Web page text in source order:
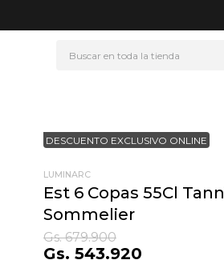
DESCUENTO EXCLUSIVO ONLINE
LUMINARC
Est 6 Copas 55Cl
Sommelier
Gs. 679.900
Gs. 543.920